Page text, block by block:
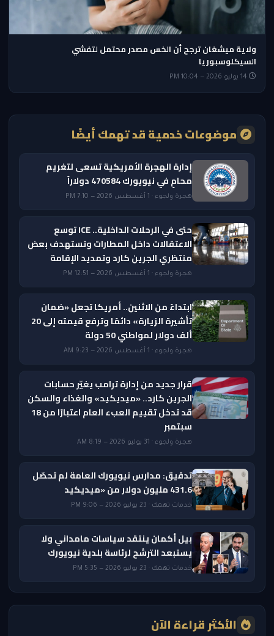
ولاية ميشغان ترجح أن الخس مصدر محتمل لتفشي
السيكلوسبوريا
موضوعات خدمية قد تهمك أيضًا
إدارة الهجرة الأمريكية تسعى لتغريم
محامٍ في نيويورك 470584 دولاراً
هجرة ولجوء · 1 أغسطس 2026 — 7:10 PM
حتى في الرحلات الداخلية.. ICE توسع
الاعتقالات داخل المطارات وتستهدف بعض
منتظري الجرين كارد وتمديد الإقامة
هجرة ولجوء · 1 أغسطس 2026 — 12:51 PM
ابتداءً من الاثنين.. أمريكا تجعل «ضمان
تأشيرة الزيارة» دائمًا وترفع قيمته إلى 20
ألف دولار لمواطني 50 دولة
هجرة ولجوء · 1 أغسطس 2026 — 9:23 AM
قرار جديد من إدارة ترامب يغيّر حسابات
الجرين كارد.. «ميديكيد» والغذاء والسكن
قد تدخل تقييم العبء العام اعتبارًا من 18
سبتمبر
هجرة ولجوء · 31 يوليو 2026 — 8:19 AM
تدقيق: مدارس نيويورك العامة لم تحصّل
431.6 مليون دولار من «ميديكيد
خدمات تهمك · 23 يوليو 2026 — 9:06 PM
بيل أكمان ينتقد سياسات مامداني ولا
يستبعد الترشح لرئاسة بلدية نيويورك
خدمات تهمك · 23 يوليو 2026 — 5:35 PM
الأكثر قراءة الآن